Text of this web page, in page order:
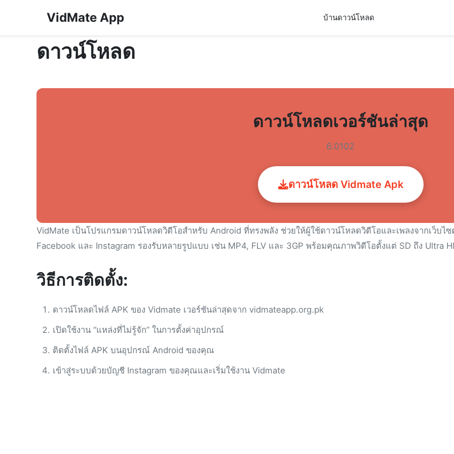
VidMate App บ้านดาวน์โหลด
ดาวน์โหลด
ดาวน์โหลดเวอร์ชันล่าสุด
6.0102
ดาวน์โหลด Vidmate Apk
VidMate เป็นโปรแกรมดาวน์โหลดวิดีโอสำหรับ Android ที่ทรงพลัง ช่วยให้ผู้ใช้ดาวน์โหลดวิดีโอและเพลงจากเว็บไ
Facebook และ Instagram รองรับหลายรูปแบบ เช่น MP4, FLV และ 3GP พร้อมคุณภาพวิดีโอตั้งแต่ SD ถึง Ultra
วิธีการติดตั้ง:
ดาวน์โหลดไฟล์ APK ของ Vidmate เวอร์ชันล่าสุดจาก vidmateapp.org.pk
เปิดใช้งาน “แหล่งที่ไม่รู้จัก” ในการตั้งค่าอุปกรณ์
ติดตั้งไฟล์ APK บนอุปกรณ์ Android ของคุณ
เข้าสู่ระบบด้วยบัญชี Instagram ของคุณและเริ่มใช้งาน Vidmate